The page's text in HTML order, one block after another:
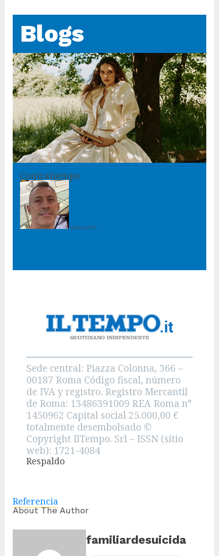
Blogs
Contratiempo
carlo antini
Sede central: Piazza Colonna, 366 –
00187 Roma Código fiscal, número
de IVA y registro. Registro Mercantil
de Roma: 13486391009 REA Roma n°
1450962 Capital social 25.000,00 €
totalmente desembolsado ©
Copyright IlTempo. Srl – ISSN (sitio
web): 1721-4084
Respaldo
Referencia
About The Author
familiardesuicida